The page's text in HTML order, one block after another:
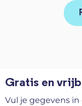
Gratis en
Vul je gegevens